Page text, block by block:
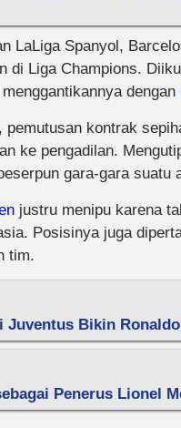
LaLiga Spanyol,
di Liga Champions.
dengan
kontrak
ke pengadilan.
gara-gara suatu
justru menipu karena
Posisinya juga
tim.
Juventus Bikin
Penerus Lionel